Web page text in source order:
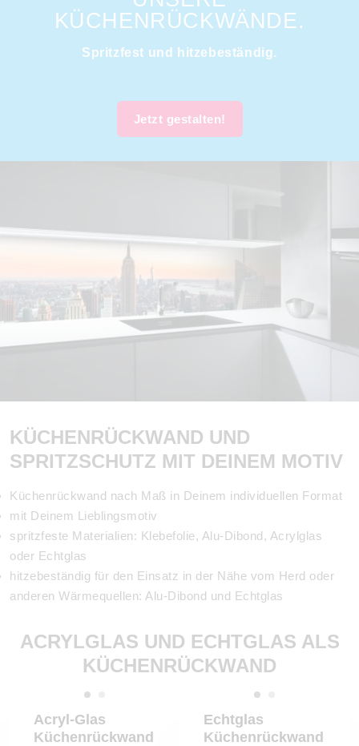
KÜCHENRÜCKWÄNDE.
Spritzfest und hitzebeständig.
Jetzt gestalten!
KÜCHENRÜCKWAND UND
SPRITZSCHUTZ MIT DEINEM MOTIV
Küchenrückwand nach Maß in Deinem individuellen Format
mit Deinem Lieblingsmotiv
spritzfeste Materialien: Klebefolie, Alu-Dibond, Acrylglas
oder Echtglas
hitzebeständig für den Einsatz in der Nähe vom Herd oder
anderen Wärmequellen: Alu-Dibond und Echtglas
ACRYLGLAS UND ECHTGLAS ALS
KÜCHENRÜCKWAND
Acryl-Glas
Küchenrückwand
Echtglas
Küchenrückwand